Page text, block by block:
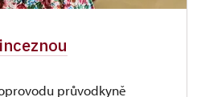
průvodkyně